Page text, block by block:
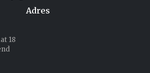
Adres
18